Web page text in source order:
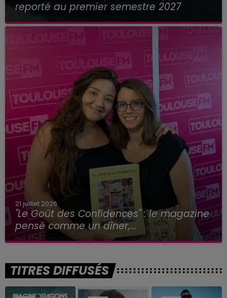
reporté au premier semestre 2027
21 juillet 2026
"Le Goût des Confidences" : le magazine
pensé comme un dîner,...
TITRES DIFFUSÉS